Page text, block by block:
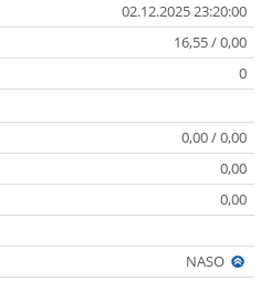
02.12.2025 23:20:00
16,55 / 0,00
0
0,00 / 0,00
0,00
0,00
NASO